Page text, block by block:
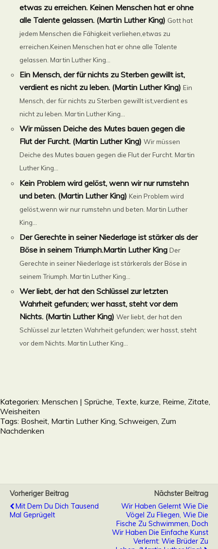
etwas zu erreichen. Keinen Menschen hat er ohne
alle Talente gelassen. (Martin Luther King) Gott hat
jedem Menschen die Fähigkeit verliehen,etwas zu
erreichen.Keinen Menschen hat er ohne alle Talente
gelassen. Martin Luther King...
Ein Mensch, der für nichts zu Sterben gewillt ist,
verdient es nicht zu leben. (Martin Luther King) Ein
Mensch, der für nichts zu Sterben gewillt ist,verdient es
nicht zu leben. Martin Luther King...
Wir müssen Deiche des Mutes bauen gegen die
Flut der Furcht. (Martin Luther King) Wir müssen
Deiche des Mutes bauen gegen die Flut der Furcht. Martin
Luther King...
Kein Problem wird gelöst, wenn wir nur rumstehn
und beten. (Martin Luther King) Kein Problem wird
gelöst,wenn wir nur rumstehn und beten. Martin Luther
King...
Der Gerechte in seiner Niederlage ist stärker als der
Böse in seinem Triumph.Martin Luther King Der
Gerechte in seiner Niederlage ist stärkerals der Böse in
seinem Triumph. Martin Luther King...
Wer liebt, der hat den Schlüssel zur letzten
Wahrheit gefunden; wer hasst, steht vor dem
Nichts. (Martin Luther King) Wer liebt, der hat den
Schlüssel zur letzten Wahrheit gefunden; wer hasst, steht
vor dem Nichts. Martin Luther King...
Kategorien: Menschen | Sprüche, Texte, kurze, Reime, Zitate,
Weisheiten
Tags: Bosheit Martin Luther King Schweigen Zum
Nachdenken
Vorheriger Beitrag
Mit Dem Du Dich Tausend
Mal Geprügelt
Nächster Beitrag
Wir Haben Gelernt Wie Die
Vögel Zu Fliegen, Wie Die
Fische Zu Schwimmen, Doch
Wir Haben Die Einfache Kunst
Verlernt: Wie Brüder Zu